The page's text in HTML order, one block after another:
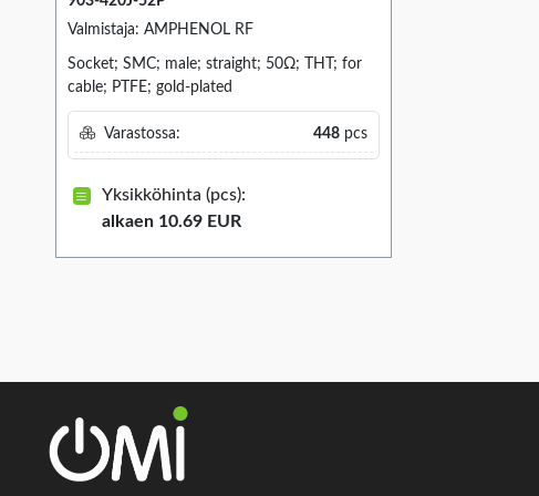
Valmistaja: AMPHENOL RF
Socket; SMC; male; straight; 50Ω; THT; for
cable; PTFE; gold-plated
Varastossa: 448pcs
Yksikköhinta (pcs):
alkaen 10.69 EUR